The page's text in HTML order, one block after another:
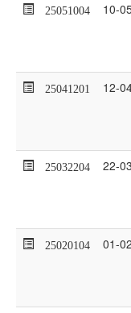
25051004 10-
25041201 12-
25032204 22-
25020104 01-